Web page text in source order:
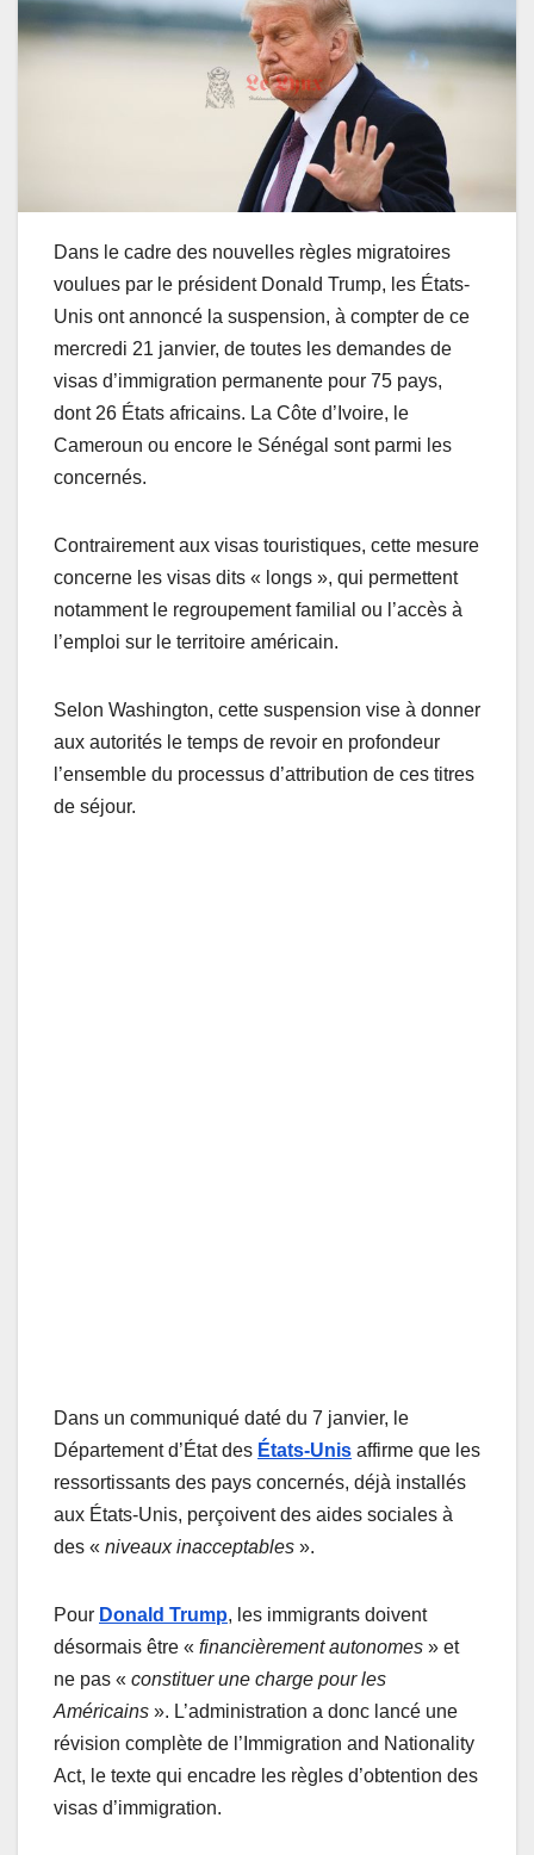
Dans le cadre des nouvelles règles migratoires
voulues par le président Donald Trump, les États-
Unis ont annoncé la suspension, à compter de ce
mercredi 21 janvier, de toutes les demandes de
visas d’immigration permanente pour 75 pays,
dont 26 États africains. La Côte d’Ivoire, le
Cameroun ou encore le Sénégal sont parmi les
concernés.
Contrairement aux visas touristiques, cette mesure
concerne les visas dits « longs », qui permettent
notamment le regroupement familial ou l’accès à
l’emploi sur le territoire américain.
Selon Washington, cette suspension vise à donner
aux autorités le temps de revoir en profondeur
l’ensemble du processus d’attribution de ces titres
de séjour.
Dans un communiqué daté du 7 janvier, le
Département d’État des États-Unis affirme que les
ressortissants des pays concernés, déjà installés
aux États-Unis, perçoivent des aides sociales à
des « niveaux inacceptables ».
Pour Donald Trump, les immigrants doivent
désormais être « financièrement autonomes » et
ne pas « constituer une charge pour les
Américains ». L’administration a donc lancé une
révision complète de l’Immigration and Nationality
Act, le texte qui encadre les règles d’obtention des
visas d’immigration.